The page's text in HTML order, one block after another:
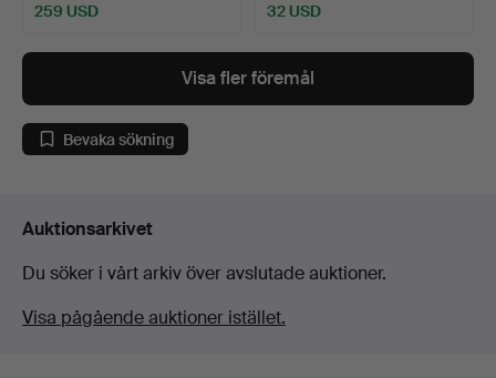
259 USD 32 USD
Visa fler föremål
Bevaka sökning
Auktionsarkivet
Du söker i vårt arkiv över avslutade auktioner.
Visa pågående auktioner istället.